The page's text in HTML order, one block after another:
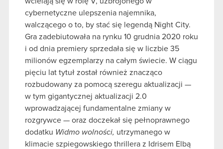
cybernetyczne ulepszenia najemnika,
walczącego o to, by stać się legendą Night City.
Gra zadebiutowała na rynku 10 grudnia 2020 roku
i od dnia premiery sprzedała się w liczbie 35
milionów egzemplarzy na całym świecie. W ciągu
pięciu lat tytuł został również znacząco
rozbudowany za pomocą szeregu aktualizacji —
w tym gigantycznej aktualizacji 2.0
wprowadzającej fundamentalne zmiany w
rozgrywce — oraz doczekał się pełnoprawnego
dodatku Widmo wolności, utrzymanego w
klimacie szpiegowskiego thrillera z Idrisem Elbą